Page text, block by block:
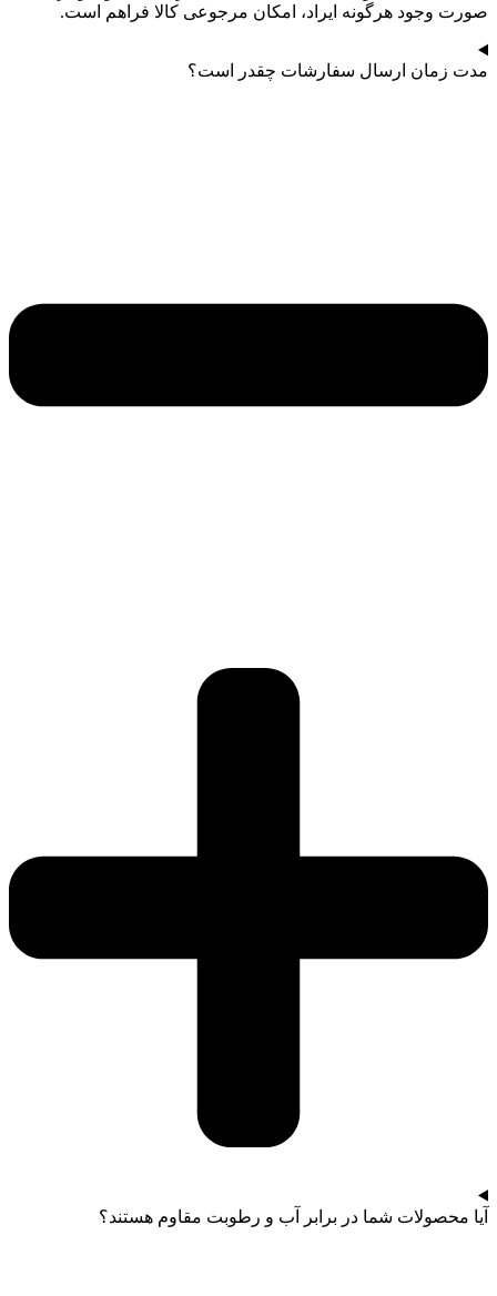
صورت وجود هرگونه ایراد، امکان مرجوعی کالا فراهم است.
مدت زمان ارسال سفارشات چقدر است؟
آیا محصولات شما در برابر آب و رطوبت مقاوم هستند؟